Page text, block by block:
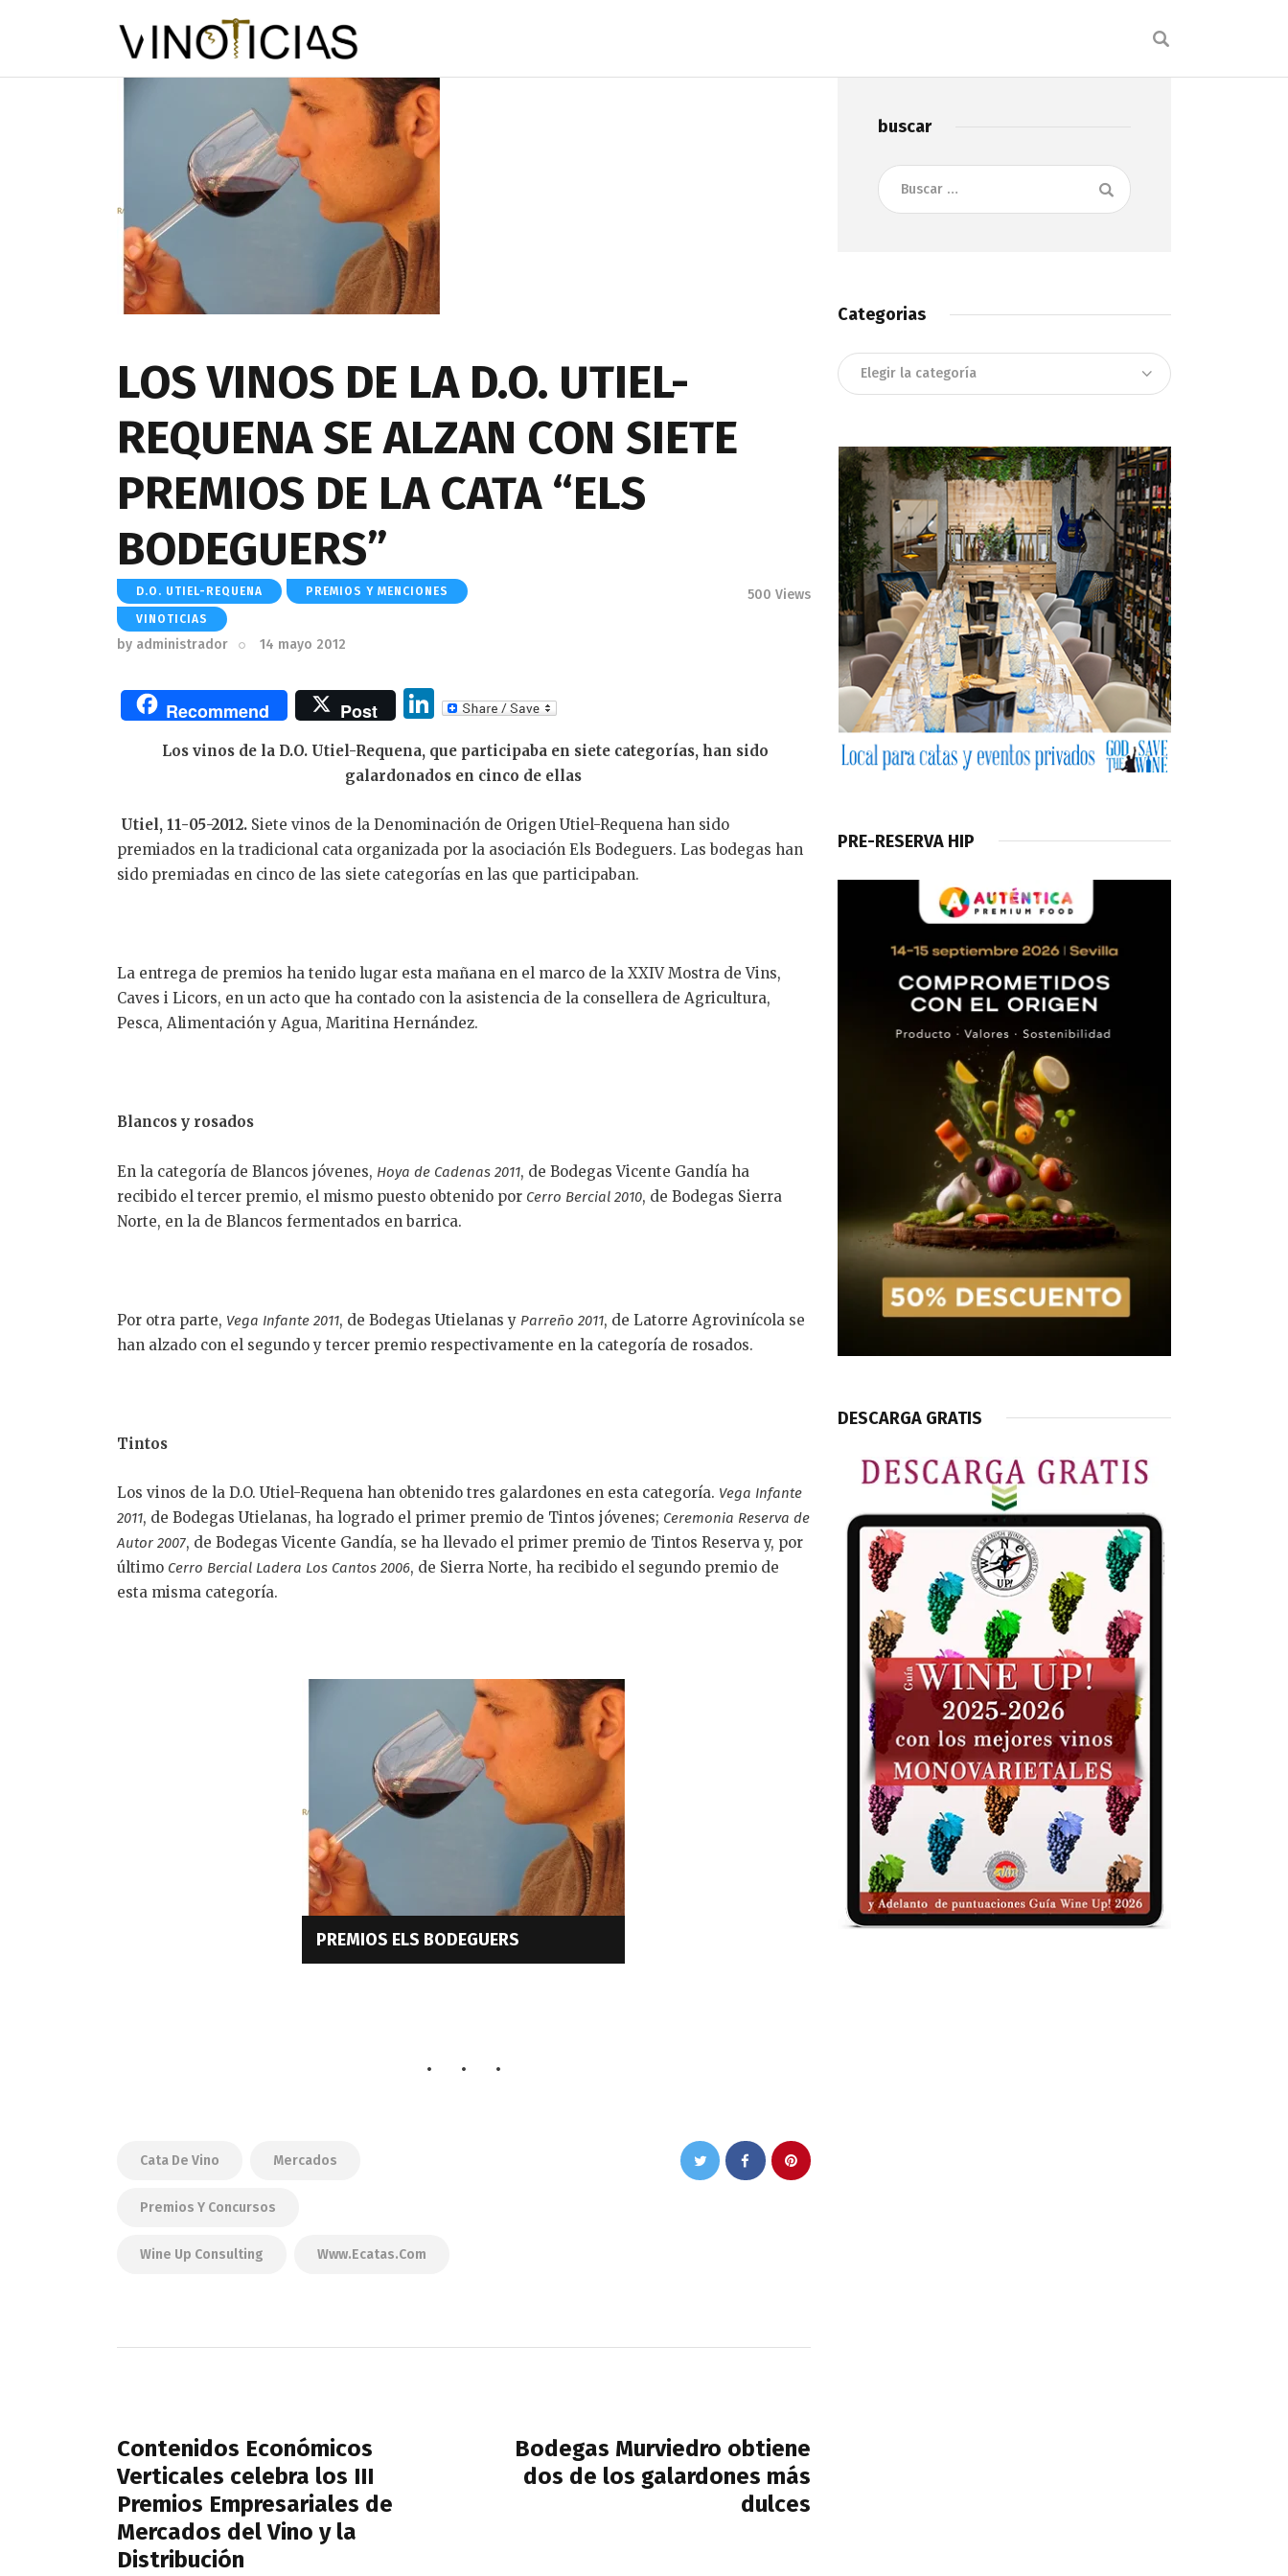
LOS VINOS DE LA D.O. UTIEL-
REQUENA SE ALZAN CON SIETE
PREMIOS DE LA CATA “ELS
BODEGUERS”
D.O. UTIEL-REQUENA PREMIOS Y MENCIONES
VINOTICIAS
by administrador 14 mayo 2012
500 Views
Recommend Post
Li
k
dI
n
Los vinos de la D.O. Utiel-Requena, que participaba en siete categorías, han sido
galardonados en cinco de ellas
Utiel, 11-05-2012. Siete vinos de la Denominación de Origen Utiel-Requena han sido
premiados en la tradicional cata organizada por la asociación Els Bodeguers. Las bodegas han
sido premiadas en cinco de las siete categorías en las que participaban.
La entrega de premios ha tenido lugar esta mañana en el marco de la XXIV Mostra de Vins,
Caves i Licors, en un acto que ha contado con la asistencia de la consellera de Agricultura,
Pesca, Alimentación y Agua, Maritina Hernández.
Blancos y rosados
En la categoría de Blancos jóvenes, Hoya de Cadenas 2011, de Bodegas Vicente Gandía ha
recibido el tercer premio, el mismo puesto obtenido por Cerro Bercial 2010, de Bodegas Sierra
Norte, en la de Blancos fermentados en barrica.
Por otra parte, Vega Infante 2011, de Bodegas Utielanas y Parreño 2011, de Latorre Agrovinícola se
han alzado con el segundo y tercer premio respectivamente en la categoría de rosados.
Tintos
Los vinos de la D.O. Utiel-Requena han obtenido tres galardones en esta categoría. Vega Infante
2011, de Bodegas Utielanas, ha logrado el primer premio de Tintos jóvenes; Ceremonia Reserva de
Autor 2007, de Bodegas Vicente Gandía, se ha llevado el primer premio de Tintos Reserva y, por
último Cerro Bercial Ladera Los Cantos 2006, de Sierra Norte, ha recibido el segundo premio de
esta misma categoría.
PREMIOS ELS BODEGUERS
Cata De Vino Mercados
Premios Y Concursos
Wine Up Consulting Www.ecatas.com
entradas
Contenidos Económicos
Verticales celebra los III
Premios Empresariales de
Mercados del Vino y la
Distribución
Bodegas Murviedro obtiene
dos de los galardones más
dulces
buscar
Buscar:
Categorias
Categorias
PRE-RESERVA HIP
DESCARGA GRATIS